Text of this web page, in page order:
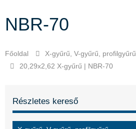
NBR-70
Főoldal X-gyűrű, V-gyűrű, profilgyűrű
20,29x2,62 X-gyűrű | NBR-70
Részletes kereső